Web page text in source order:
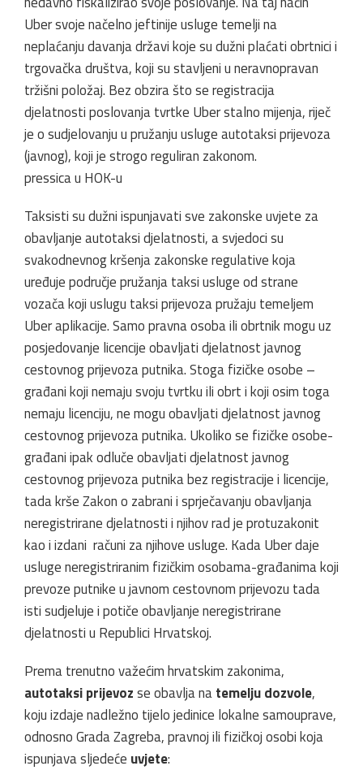
Uber svoje načelno jeftinije usluge temelji na
neplaćanju davanja državi koje su dužni plaćati obrtnici i
trgovačka društva, koji su stavljeni u neravnopravan
tržišni položaj. Bez obzira što se registracija
djelatnosti poslovanja tvrtke Uber stalno mijenja, riječ
je o sudjelovanju u pružanju usluge autotaksi prijevoza
(javnog), koji je strogo reguliran zakonom.
pressica u HOK-u
Taksisti su dužni ispunjavati sve zakonske uvjete za
obavljanje autotaksi djelatnosti, a svjedoci su
svakodnevnog kršenja zakonske regulative koja
uređuje područje pružanja taksi usluge od strane
vozača koji uslugu taksi prijevoza pružaju temeljem
Uber aplikacije. Samo pravna osoba ili obrtnik mogu uz
posjedovanje licencije obavljati djelatnost javnog
cestovnog prijevoza putnika. Stoga fizičke osobe –
građani koji nemaju svoju tvrtku ili obrt i koji osim toga
nemaju licenciju, ne mogu obavljati djelatnost javnog
cestovnog prijevoza putnika. Ukoliko se fizičke osobe-
građani ipak odluče obavljati djelatnost javnog
cestovnog prijevoza putnika bez registracije i licencije,
tada krše Zakon o zabrani i sprječavanju obavljanja
neregistrirane djelatnosti i njihov rad je protuzakonit
kao i izdani računi za njihove usluge. Kada Uber daje
usluge neregistriranim fizičkim osobama-građanima koji
prevoze putnike u javnom cestovnom prijevozu tada
isti sudjeluje i potiče obavljanje neregistrirane
djelatnosti u Republici Hrvatskoj.
Prema trenutno važećim hrvatskim zakonima,
autotaksi prijevozse obavlja natemelju dozvole,
koju izdaje nadležno tijelo jedinice lokalne samouprave,
odnosno Grada Zagreba, pravnoj ili fizičkoj osobi koja
ispunjava sljedeće uvjete: